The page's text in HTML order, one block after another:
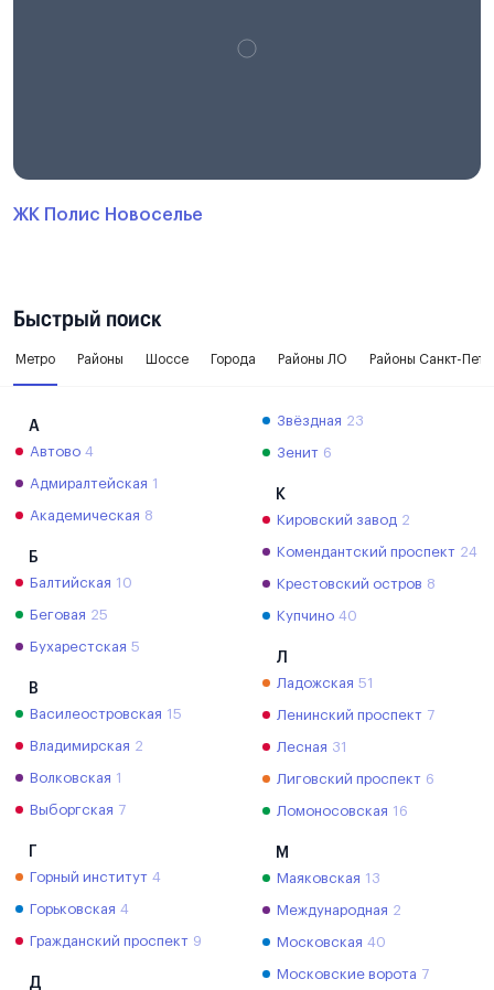
ЖК Полис Новоселье
Быстрый поиск
Метро Районы Шоссе Города Районы ЛО Районы Санкт-
А
Автово 4
Адмиралтейская 1
Академическая 8
Б
Балтийская 10
Беговая 25
Бухарестская 5
В
Василеостровская 15
Владимирская 2
Волковская 1
Выборгская 7
Г
Горный институт 4
Горьковская 4
Гражданский проспект 9
Д
Звёздная 23
Зенит 6
К
Кировский завод 2
Комендантский проспект 24
Крестовский остров 8
Купчино 40
Л
Ладожская 51
Ленинский проспект 7
Лесная 31
Лиговский проспект 6
Ломоносовская 16
М
Маяковская 13
Международная 2
Московская 40
Московские ворота 7